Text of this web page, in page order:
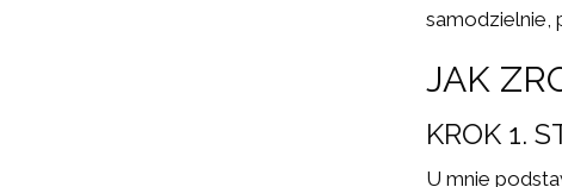
samodzielnie,
JAK
KROK 1.
U mnie